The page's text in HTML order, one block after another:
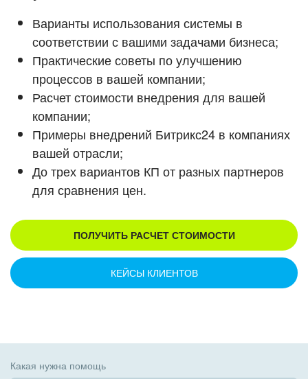
Варианты использования системы в
соответствии с вашими задачами бизнеса;
Практические советы по улучшению
процессов в вашей компании;
Расчет стоимости внедрения для вашей
компании;
Примеры внедрений Битрикс24 в компаниях
вашей отрасли;
До трех вариантов КП от разных партнеров
для сравнения цен.
ПОЛУЧИТЬ РАСЧЕТ СТОИМОСТИ
КЕЙСЫ КЛИЕНТОВ
Какая нужна помощь